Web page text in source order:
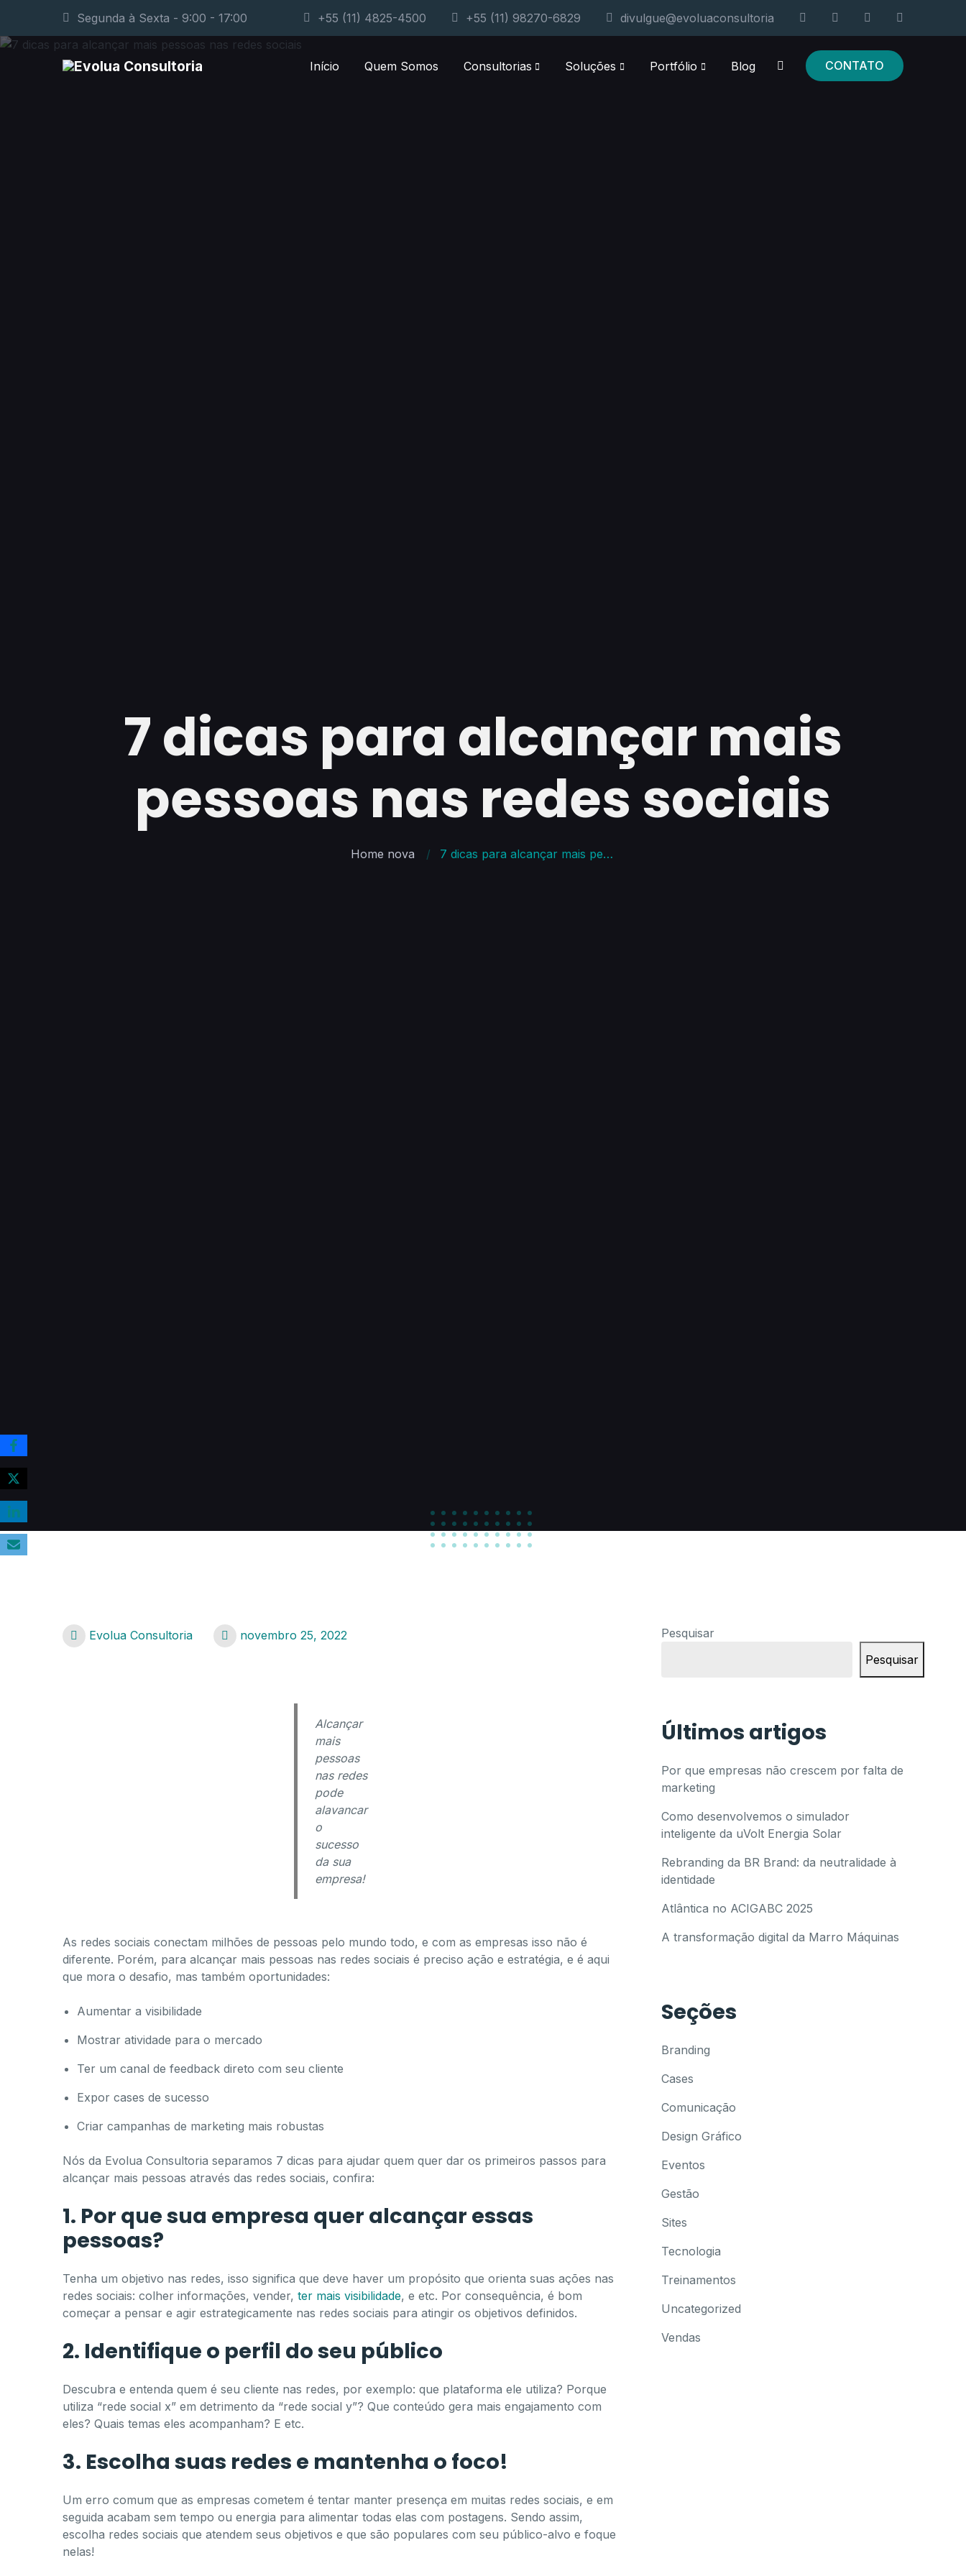
Segunda à Sexta - 9:00 - 17:00 +55 (11) 4825-4500 +55 (11) 98270-6829 divulgue@evoluaconsultoria
Início Quem Somos Consultorias Soluções Portfólio Blog CONTATO
7 dicas para alcançar mais
pessoas nas redes sociais
Home nova 7 dicas para alcançar mais pessoas nas redes sociais
Evolua Consultoria novembro 25, 2022
Alcançar
mais
pessoas
nas redes
pode
alavancar
o
sucesso
da sua
empresa!
As redes sociais conectam milhões de pessoas pelo mundo todo, e com as empresas isso não é
diferente. Porém, para alcançar mais pessoas nas redes sociais é preciso ação e estratégia, e é aqui
que mora o desafio, mas também oportunidades:
Aumentar a visibilidade
Mostrar atividade para o mercado
Ter um canal de feedback direto com seu cliente
Expor cases de sucesso
Criar campanhas de marketing mais robustas
Nós da Evolua Consultoria separamos 7 dicas para ajudar quem quer dar os primeiros passos para
alcançar mais pessoas através das redes sociais, confira:
1. Por que sua empresa quer alcançar essas
pessoas?
Tenha um objetivo nas redes, isso significa que deve haver um propósito que orienta suas ações nas
redes sociais: colher informações, vender, ter mais visibilidade, e etc. Por consequência, é bom
começar a pensar e agir estrategicamente nas redes sociais para atingir os objetivos definidos.
2. Identifique o perfil do seu público
Descubra e entenda quem é seu cliente nas redes, por exemplo: que plataforma ele utiliza? Porque
utiliza “rede social x” em detrimento da “rede social y”? Que conteúdo gera mais engajamento com
eles? Quais temas eles acompanham? E etc.
3. Escolha suas redes e mantenha o foco!
Um erro comum que as empresas cometem é tentar manter presença em muitas redes sociais, e em
seguida acabam sem tempo ou energia para alimentar todas elas com postagens. Sendo assim,
escolha redes sociais que atendem seus objetivos e que são populares com seu público-alvo e foque
nelas!
Pesquisar
Pesquisar
Últimos artigos
Por que empresas não crescem por falta de
marketing
Como desenvolvemos o simulador
inteligente da uVolt Energia Solar
Rebranding da BR Brand: da neutralidade à
identidade
Atlântica no ACIGABC 2025
A transformação digital da Marro Máquinas
Seções
Branding
Cases
Comunicação
Design Gráfico
Eventos
Gestão
Sites
Tecnologia
Treinamentos
Uncategorized
Vendas